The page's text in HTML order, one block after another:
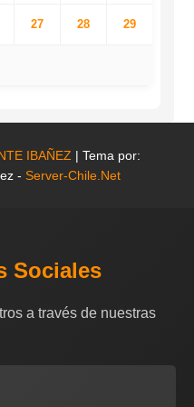
27 28 29
IBAÑEZ | Tema por:
- Server-Chile.Net
Sociales
a través de nuestras